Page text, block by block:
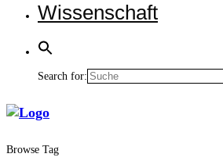
Wis­sen­schaft
Search for:
Browse Tag